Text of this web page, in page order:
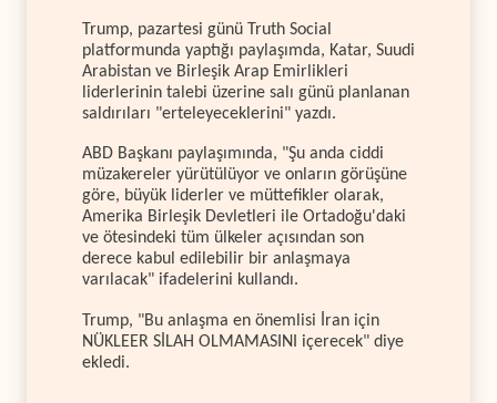
Trump, pazartesi günü Truth Social
platformunda yaptığı paylaşımda, Katar, Suudi
Arabistan ve Birleşik Arap Emirlikleri
liderlerinin talebi üzerine salı günü planlanan
saldırıları "erteleyeceklerini" yazdı.
ABD Başkanı paylaşımında, "Şu anda ciddi
müzakereler yürütülüyor ve onların görüşüne
göre, büyük liderler ve müttefikler olarak,
Amerika Birleşik Devletleri ile Ortadoğu'daki
ve ötesindeki tüm ülkeler açısından son
derece kabul edilebilir bir anlaşmaya
varılacak" ifadelerini kullandı.
Trump, "Bu anlaşma en önemlisi İran için
NÜKLEER SİLAH OLMAMASINI içerecek" diye
ekledi.